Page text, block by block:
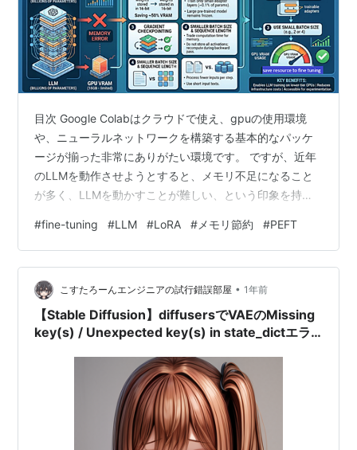
目次 Google Colabはクラウドで使え、gpuの使用環境
や、ニューラルネットワークを構築する基本的なパッケ
ージが揃った非常にありがたい環境です。 ですが、近年
のLLMを動作させようとすると、メモリ不足になること
が多く、LLMを動かすことが難しい、という印象を持つ
る打ち手を考えてみようと思います。 本日テーマ：
Google ColabでLLMを動作時のメモリ不足への対応策 🎵
BGMを再生する 対応策群 Google Colab（特に無料プラ
ン）でLLMを学習しようとすると、GPUメモリ・RAMの
制約でエラーになるケースはよくあります…
#fine-tuning #LLM #LoRA # メモリ節約 #PEFT
こすたろーんエンジニアの試行錯誤部屋 • 1年前
【Stable Diffusion】diffusersでVAEのMissing
key(s) / Unexpected key(s) in state_dictエラ